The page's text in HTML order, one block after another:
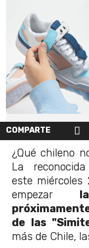
COMPARTE
¿Qué chileno
La
este miércoles
empezar la
de las
más de Chile,